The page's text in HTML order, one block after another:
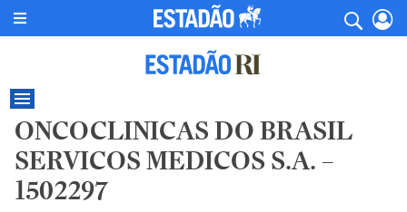
ONCOCLINICAS DO BRASIL
SERVICOS MEDICOS S.A. –
1502297